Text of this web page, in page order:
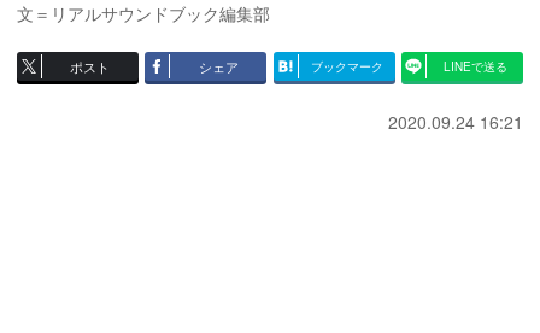
文＝リアルサウンドブック編集部
ポスト シェア ブックマーク LINEで送る
2020.09.24 16:21